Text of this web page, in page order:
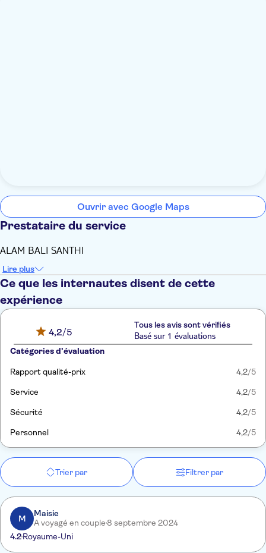
Ouvrir avec Google Maps
Prestataire du service
ALAM BALI SANTHI
Lire plus
Ce que les internautes disent de cette
expérience
4,2/5
Tous les avis sont vérifiés
Basé sur 1 évaluations
Catégories d'évaluation
Rapport qualité-prix 4,2/5
Service 4,2/5
Sécurité 4,2/5
Personnel 4,2/5
Trier par Filtrer par
M
Maisie
A voyagé en couple 8 septembre 2024
4.2Royaume-Uni